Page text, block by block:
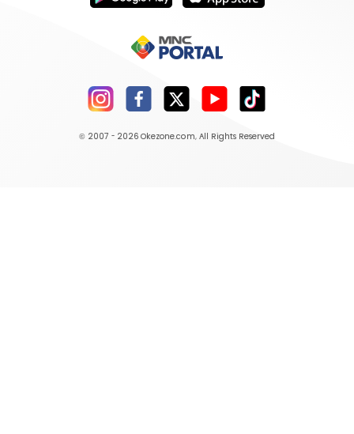
© 2007 - 2026 Okezone.com, All Rights Reserved